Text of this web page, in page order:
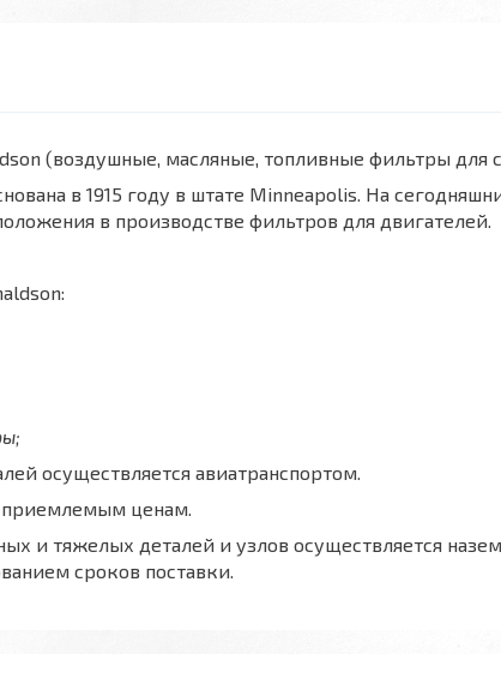
(воздушные, масляные, топливные фильтры для
в 1915 году в штате Minneapolis. На
в производстве фильтров для двигателей.
осуществляется авиатранспортом.
приемлемым ценам.
и тяжелых деталей и узлов осуществляется
сроков поставки.